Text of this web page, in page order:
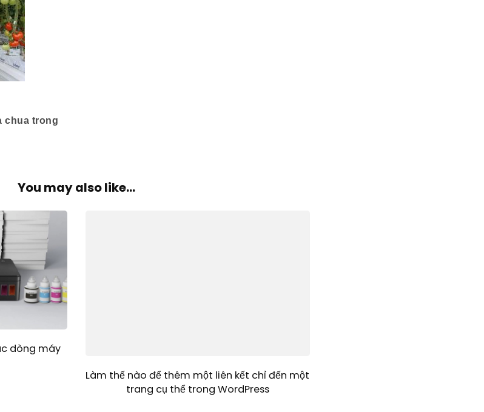
chua trong
You may also like...
dòng máy
Làm thế nào để thêm một liên kết chỉ đến một
trang cụ thể trong WordPress